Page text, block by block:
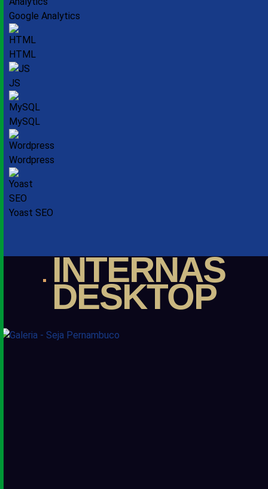
Google Analytics
HTML
JS
MySQL
Wordpress
Yoast SEO
INTERNAS
DESKTOP